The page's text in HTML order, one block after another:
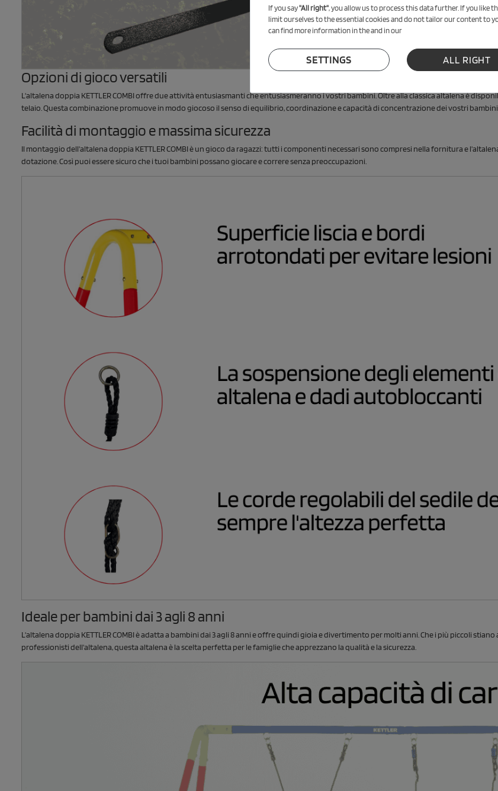
Opzioni di gioco versatili
L'altalena doppia KETTLER COMBI offre due attività entusiasmanti che entusiasmeranno i vostri bambini. Oltre alla classica altalena è
telaio. Questa combinazione promuove in modo giocoso il senso di equilibrio, coordinazione e capacità di concentrazione dei vostri
Facilità di montaggio e massima sicurezza
Il montaggio dell'altalena doppia KETTLER COMBI è un gioco da ragazzi: tutti i componenti necessari sono compresi nella fornitura e
dotazione. Così puoi essere sicuro che i tuoi bambini possano giocare e correre senza preoccupazioni.
Ideale per bambini dai 3 agli 8 anni
L'altalena doppia KETTLER COMBI è adatta a bambini dai 3 agli 8 anni e offre quindi gioia e divertimento per molti anni. Che i più piccoli
professionisti dell'altalena, questa altalena è la scelta perfetta per le famiglie che apprezzano la qualità e la sicurezza.
If you say"All right", you allow us to process this data further. If you like
limit ourselves to the essential cookies and do not tailor our content to
can find more information in the and in our
SETTINGS ALL RIGHT